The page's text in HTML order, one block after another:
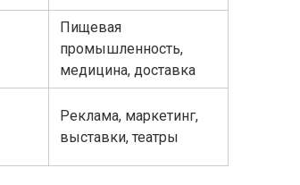
Пищевая
промышленность,
медицина, доставка
Реклама, маркетинг,
выставки, театры